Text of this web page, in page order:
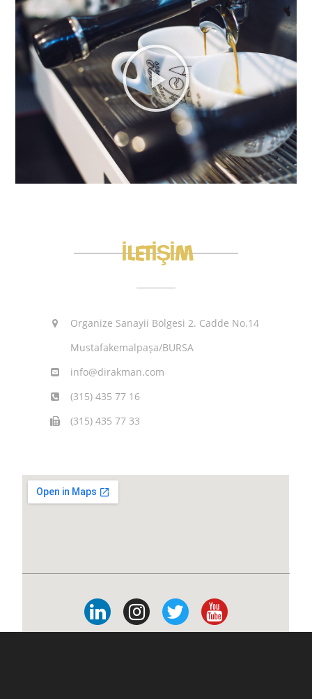
İLETİŞİM
Organize Sanayii Bölgesi 2. Cadde No.14
Mustafakemalpaşa/BURSA
info@dirakman.com
(315) 435 77 16
(315) 435 77 33